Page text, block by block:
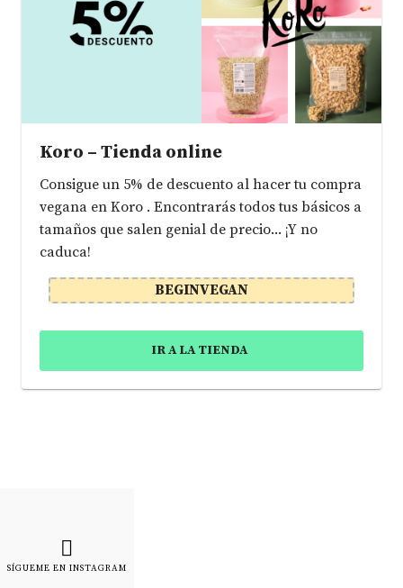
Koro – Tienda online
Consigue un 5% de descuento al hacer tu compra
vegana en Koro . Encontrarás todos tus básicos a
tamaños que salen genial de precio... ¡Y no
caduca!
BEGINVEGAN
IR A LA TIENDA
SÍGUEME EN INSTAGRAM